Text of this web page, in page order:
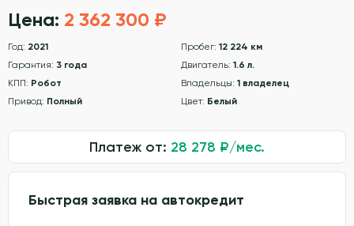
Цена: 2 362 300 ₽
Год: 2021 Пробег: 12 224 км
Гарантия: 3 года Двигатель: 1.6 л.
КПП: Робот Владельцы: 1 владелец
Привод: Полный Цвет: Белый
Платеж от: 28 278 ₽/мес.
Быстрая заявка на автокредит